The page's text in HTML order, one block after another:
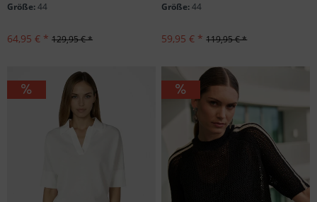
Größe:44
64,95 € * 129,95 € *
Größe:44
59,95 € * 119,95 € *